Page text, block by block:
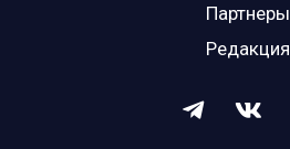
Партнеры
Редакция